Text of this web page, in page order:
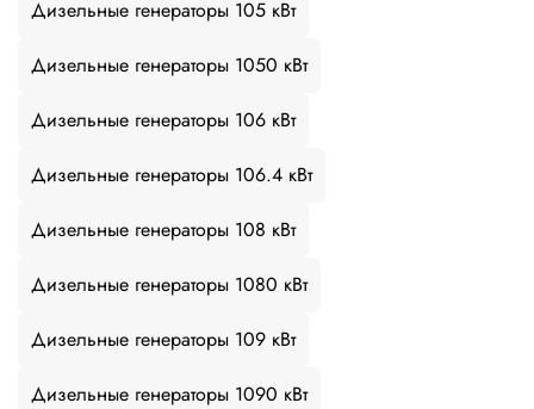
Дизельные генераторы 105 кВт
Дизельные генераторы 1050 кВт
Дизельные генераторы 106 кВт
Дизельные генераторы 106.4 кВт
Дизельные генераторы 108 кВт
Дизельные генераторы 1080 кВт
Дизельные генераторы 109 кВт
Дизельные генераторы 1090 кВт